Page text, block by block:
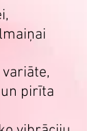
pirīta